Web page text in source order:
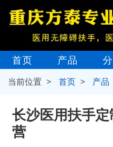
首页 产品
当前位置 >首页 > 产品
长沙医用扶手
营